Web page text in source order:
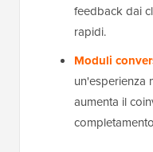
feedback dai
rapidi.
Moduli
un'esperienza
aumenta il